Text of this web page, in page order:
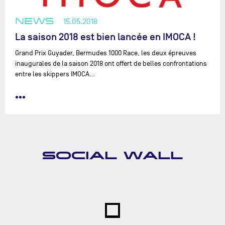
NEWS 15.05.2018
La saison 2018 est bien lancée en IMOCA !
Grand Prix Guyader, Bermudes 1000 Race, les deux épreuves
inaugurales de la saison 2018 ont offert de belles confrontations
entre les skippers IMOCA...
•••
SOCIAL WALL